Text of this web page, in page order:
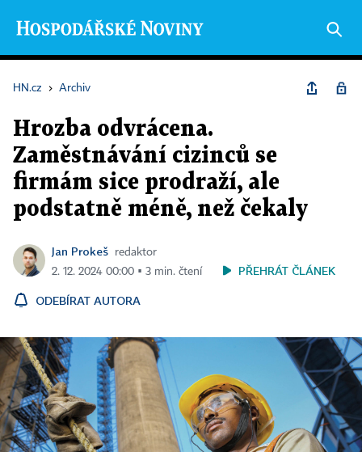
HN.cz › Archiv
Hrozba odvrácena.
Zaměstnávání cizinců se
firmám sice prodraží, ale
podstatně méně, než čekaly
Jan Prokeš
redaktor
2. 12. 2024 00:00 ▪ 3 min. čtení
PŘEHRÁT ČLÁNEK
ODEBÍRAT AUTORA